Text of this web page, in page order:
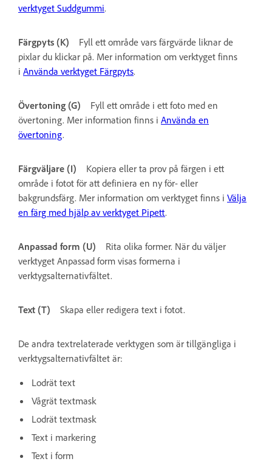
verktyget Suddgummi.
Färgpyts (K)
Fyll ett område vars färgvärde liknar de
pixlar du klickar på. Mer information om verktyget finns
i Använda verktyget Färgpyts.
Övertoning (G)
Fyll ett område i ett foto med en
övertoning. Mer information finns i Använda en
övertoning.
Färgväljare (I)
Kopiera eller ta prov på färgen i ett
område i fotot för att definiera en ny för- eller
bakgrundsfärg. Mer information om verktyget finns i Välja
en färg med hjälp av verktyget Pipett.
Anpassad form (U)
Rita olika former. När du väljer
verktyget Anpassad form visas formerna i
verktygsalternativfältet.
Text (T) Skapa eller redigera text i fotot.
De andra textrelaterade verktygen som är tillgängliga i
verktygsalternativfältet är:
Lodrät text
Vågrät textmask
Lodrät textmask
Text i markering
Text i form